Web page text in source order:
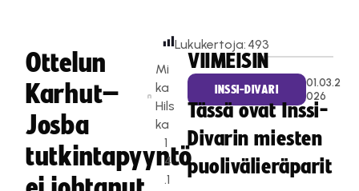
Ottelun
Karhut–
Josba
tutkintapyyntö
Mi
ka
Hils
ka
1
4
.1
Lukukertoja: 493
VIIMEISIN
INSSI-DIVARI
01.03.2
026
Tässä ovat Inssi-
Divarin miesten
puolivälieräparit